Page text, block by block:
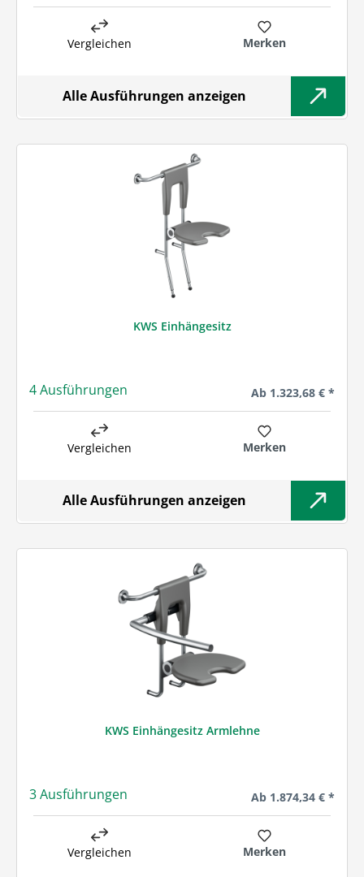
Vergleichen Merken
Alle Ausführungen anzeigen
KWS Einhängesitz
4 Ausführungen Regulärer Preis:
Ab 1.323,68 € *
Vergleichen Merken
Alle Ausführungen anzeigen
KWS Einhängesitz Armlehne
3 Ausführungen Regulärer Preis:
Ab 1.874,34 € *
Vergleichen Merken